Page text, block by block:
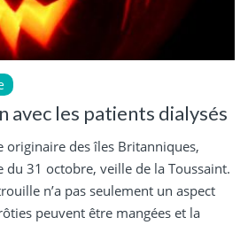
avec les patients dialysés
originaire des îles Britanniques,
du 31 octobre, veille de la Toussaint.
n’a pas seulement un aspect
peuvent être mangées et la